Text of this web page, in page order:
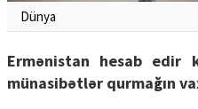
Dünya
Ermənistan hesab
münasibətlər qurmağın